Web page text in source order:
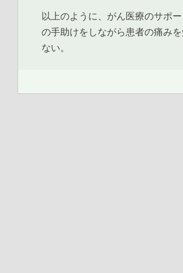
以上のように、がん医療のサポ
の手助けをしながら患者の痛み
ない。